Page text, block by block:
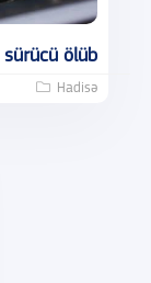
sürücü ölüb
Hadisə